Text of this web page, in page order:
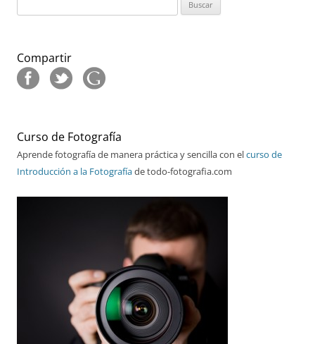
Compartir
Curso de Fotografía
Aprende fotografía de manera práctica y sencilla con elcurso de
Introducción a la Fotografíade todo-fotografia.com